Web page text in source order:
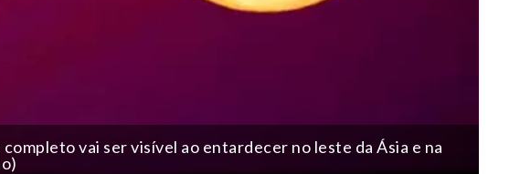
vai ser visível ao entardecer no leste da Ásia e na